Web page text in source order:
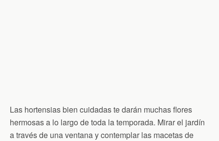
Las hortensias bien cuidadas te darán muchas flores
hermosas a lo largo de toda la temporada. Mirar el jardín
a través de una ventana y contemplar las macetas de